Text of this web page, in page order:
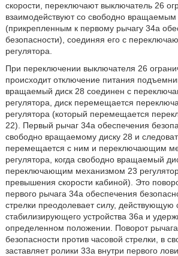
скорости, переключают выключатель 26
взаимодействуют со свободно вращаемым
(прикрепленным к первому рычагу 34а
безопасности), соединяя его с
регулятора.
При переключении выключателя 26
происходит отключение питания
вращаемый диск 28 соединен с
регулятора, диск перемещается
регулятора (который перемещается
22). Первый рычаг 34a обеспечения
свободно вращаемому диску 28 и
перемещается с ним и переключающим
регулятора, когда свободно вращаемый
переключающим механизмом 23
превышения скорости кабиной). Это
первого рычага 34a обеспечения
стрелки преодолевает силу, действующую
стабилизирующего устройства 36a и
определенном положении. Поворот
безопасности против часовой стрелки, в
заставляет ролики 33a внутри первого